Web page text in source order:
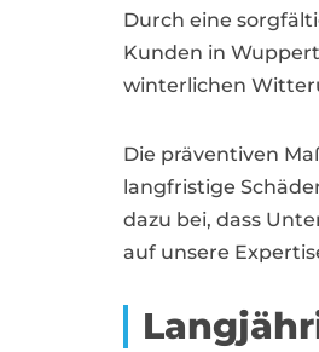
Durch eine
Kunden in
winterlichen
Die präventiven
langfristige
dazu bei, dass
auf unsere